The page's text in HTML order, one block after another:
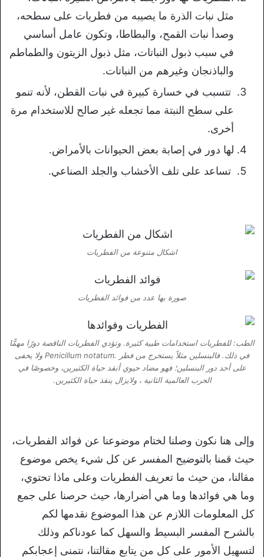
مثل نبات الذرة ما يصيبه من فطريات على سطحه،
وصدأ نبات القمح، والبطاطا، وتكون عامل أساسي
في سبب ذبول النباتات، مثل ذبول الزيتون والطماطم
والباذنجان وغيرهم من النباتات.
تتسبب في خسارة كبيرة في نبات القطن، لأنه تنمو
على سطح النبتة مما تجعله غير صالح للاستخدام مرة
أخرى.
لها دور في إصابة بعض الحيوانات بالأمراض.
تساعد على تلف الأخشاب والجلد الصناعي.
اشكال متنوعة من الفطريات
صورة بها عدد من فوائد الفطريات
الطب: للفطريات استخدامات طبية كثيرة. وتؤدي الفطريات الناقصة دورًا مهمًّا
في ذلك. فالبنسلين مثلاً يستخرج من فطر .Penicillum notatum ولا يخفى
على أحد دور البنسلين؛ فهو مضاد حيوي أنقد حياة الكثيرين، وخصوصًا في
الحرب العالمية الثانية ، ولايزال ينقذ حياة الكثيرين.
وإلى هنا نكون وصلنا لختام موضوعنا عن فوائد الفطريات،
حيث قمنا بالتوضيح المفسر عن كل شيء يخص موضوع
مقالنا، من حيث ما تعريف الفطريات وعلى ماذا تحتوي،
وما هي فوائدها وما هي أضرارها، حيث حرصنا على جمع
كل المعلومات اللازم عن هذا الموضوع نقدمها لكم
بالشرح المفسر البسيط والسهل كما عودناكم وذلك
لتسهيل الأمور على كل من يتابع مقالتنا، نتمنى إعجابكم